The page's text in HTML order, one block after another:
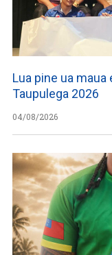
Lua pine ua maua
Taupulega 2026
04/08/2026